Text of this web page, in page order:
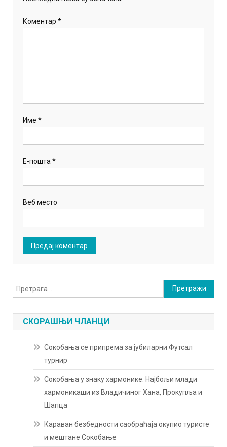
Коментар*
Име*
Е-пошта*
Веб место
Претрага
за:
СКОРАШЊИ ЧЛАНЦИ
Сокобања се припрема за јубиларни Футсал
турнир
Сокобања у знаку хармонике: Најбољи млади
хармоникаши из Владичиног Хана, Прокупља и
Шапца
Караван безбедности саобраћаја окупио туристе
и мештане Сокобање